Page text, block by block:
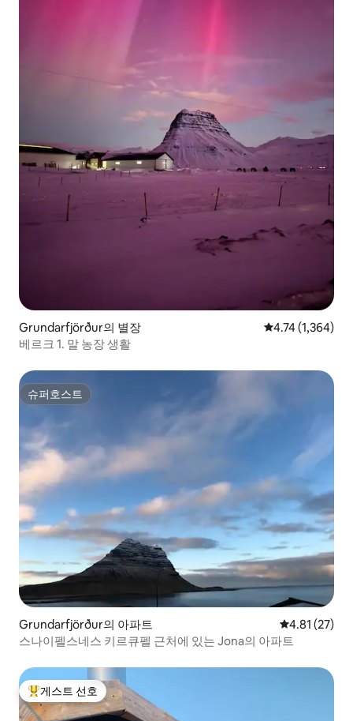
Grundarfjörður의 별장 평점 4.74점(5점
4.74 (1,364)
베르크 1. 말 농장 생활
슈퍼호스트
슈퍼호스트
Grundarfjörður의 아파트 평점 4.81점
4.81 (27)
스나이펠스네스 키르큐펠 근처에 있는 Jona의 아파트
상위 게스트 선호
게스트 선호